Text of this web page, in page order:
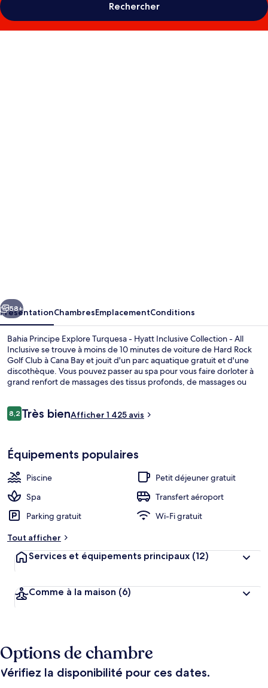
Rechercher
-
Hyatt
Inclusive
Collection
Inclusive
Suivant
58+
PrésentationChambresEmplacementConditions
Bahia Principe Explore Turquesa - Hyatt Inclusive Collection - All
Inclusive se trouve à moins de 10 minutes de voiture de Hard Rock
Golf Club à Cana Bay et jouit d'un parc aquatique gratuit et d'une
discothèque. Vous pouvez passer au spa pour vous faire dorloter à
grand renfort de massages des tissus profonds, de massages ou
Cuisine internationale et est ouvert pour le petit déjeuner, le
enfants (gratuit). Les autres voyageurs ne disent que du bien en ce
qui concerne le personnel attentionné.
Avis
voyageurs
8,28,2 sur 10
Très bienAfficher 1 425 avis
Équipements populaires
Piscine
Petit déjeuner gratuit
Spa
Transfert aéroport
Parking gratuit
Wi-Fi gratuit
Tout afficher
Services et équipements principaux (12)
Comme à la maison (6)
Options de chambre
Vérifiez la disponibilité pour ces dates.